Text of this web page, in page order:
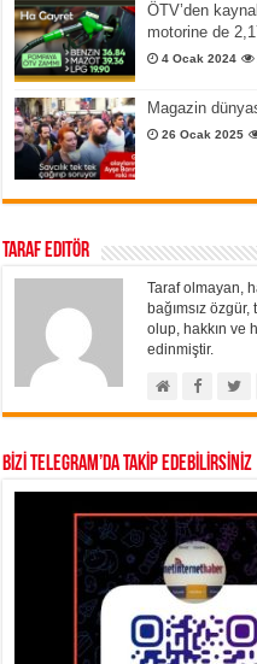
ÖTV’den
motorine de
4 Ocak 2024
Magazin
26 Ocak 2025
Taraf Editör
Taraf olmayan,
bağımsız
olup, hakkın ve
edinmiştir.
BİZİ TELEGRAM’DA TAKİP EDEBİLİRSİNİZ